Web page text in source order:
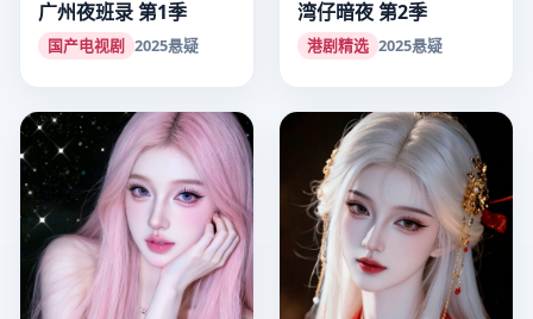
广州夜班录 第1季
国产电视剧 2025悬疑
湾仔暗夜 第2季
港剧精选 2025悬疑